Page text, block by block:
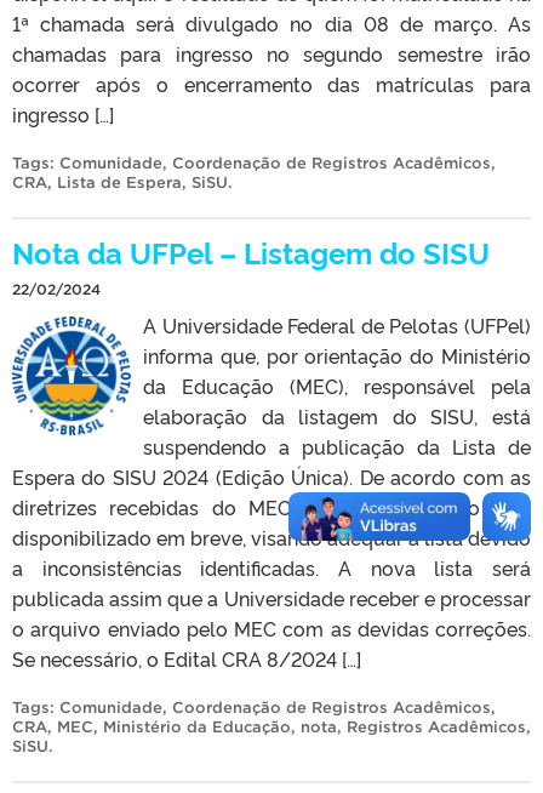
1ª chamada será divulgado no dia 08 de março. As
chamadas para ingresso no segundo semestre irão
ocorrer após o encerramento das matrículas para
ingresso […]
Tags: Comunidade, Coordenação de Registros Acadêmicos,
CRA, Lista de Espera, SiSU.
Nota da UFPel – Listagem do SISU
22/02/2024
A Universidade Federal de Pelotas (UFPel)
informa que, por orientação do Ministério
da Educação (MEC), responsável pela
elaboração da listagem do SISU, está
suspendendo a publicação da Lista de
Espera do SISU 2024 (Edição Única). De acordo com as
diretrizes recebidas do MEC, um novo arquivo será
disponibilizado em breve, visando adequar a lista devido
a inconsistências identificadas. A nova lista será
publicada assim que a Universidade receber e processar
o arquivo enviado pelo MEC com as devidas correções.
Se necessário, o Edital CRA 8/2024 […]
Tags: Comunidade, Coordenação de Registros Acadêmicos,
CRA, MEC, Ministério da Educação, nota, Registros Acadêmicos,
SiSU.